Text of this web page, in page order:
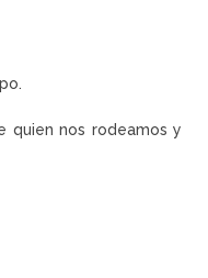
quien nos rodeamos y